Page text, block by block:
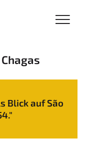
Blick auf São